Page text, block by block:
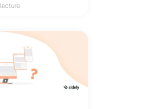
lecture